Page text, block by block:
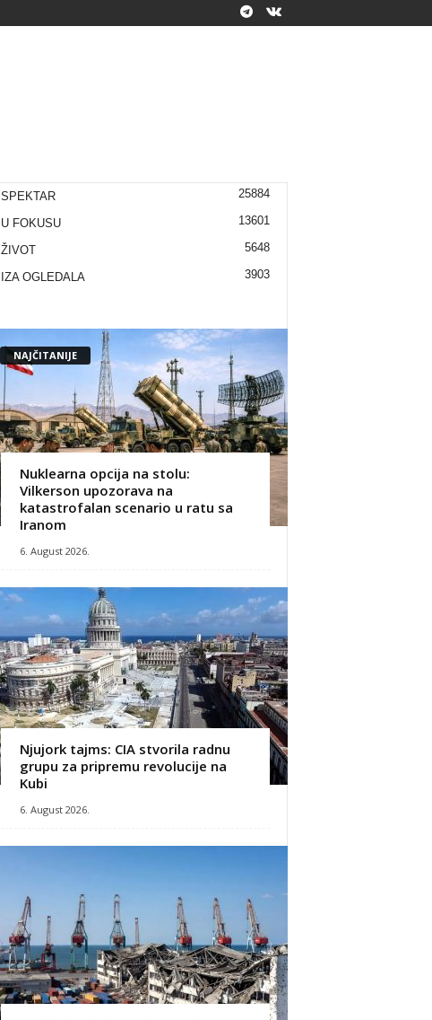
SPEKTAR 25884
U FOKUSU 13601
ŽIVOT 5648
IZA OGLEDALA 3903
NAJČITANIJE
Nuklearna opcija na stolu:
Vilkerson upozorava na
katastrofalan scenario u ratu sa
Iranom
6. August 2026.
Njujork tajms: CIA stvorila radnu
grupu za pripremu revolucije na
Kubi
6. August 2026.